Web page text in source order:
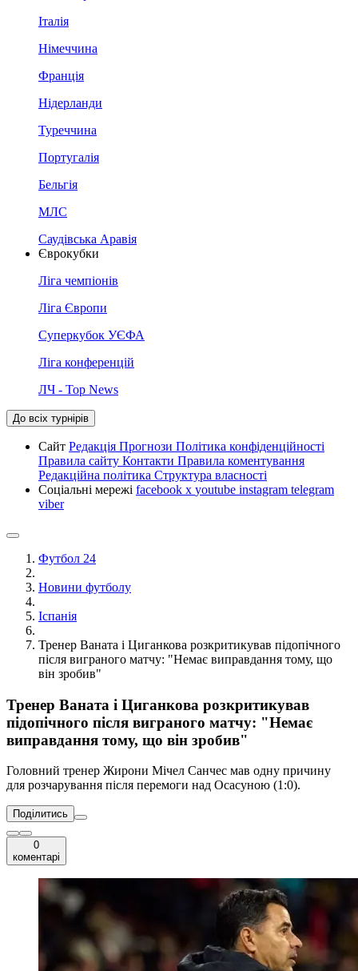
Італія
Німеччина
Франція
Нідерланди
Туреччина
Португалія
Бельгія
МЛС
Саудівська Аравія
Єврокубки
Ліга чемпіонів
Ліга Європи
Суперкубок УЄФА
Ліга конференцій
ЛЧ - Top News
До всіх турнірів
Сайт Редакція Прогнози Політика конфіденційності
Правила сайту Контакти Правила коментування
Редакційна політика Структура власності
Соціальні мережі facebook x youtube instagram telegram
viber
Футбол 24
Новини футболу
Іспанія
Тренер Ваната і Циганкова розкритикував підопічного
після виграного матчу: "Немає виправдання тому, що
він зробив"
Тренер Ваната і Циганкова розкритикував
підопічного після виграного матчу: "Немає
виправдання тому, що він зробив"
Головний тренер Жирони Мічел Санчес мав одну причину
для розчарування після перемоги над Осасуною (1:0).
Поділитись
0
коментарі